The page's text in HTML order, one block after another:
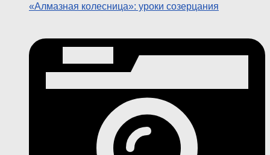
«Алмазная колесница»: уроки созерцания